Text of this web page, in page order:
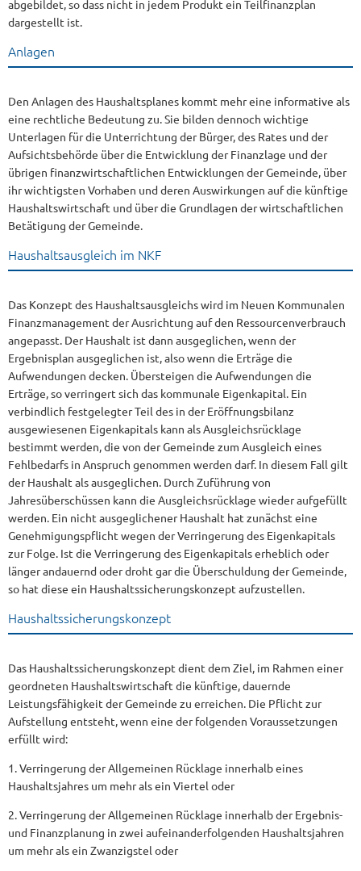
abgebildet, so dass nicht in jedem Produkt ein Teilfinanzplan
dargestellt ist.
Anlagen
Den Anlagen des Haushaltsplanes kommt mehr eine informative als
eine rechtliche Bedeutung zu. Sie bilden dennoch wichtige
Unterlagen für die Unterrichtung der Bürger, des Rates und der
Aufsichtsbehörde über die Entwicklung der Finanzlage und der
übrigen finanzwirtschaftlichen Entwicklungen der Gemeinde, über
ihr wichtigsten Vorhaben und deren Auswirkungen auf die künftige
Haushaltswirtschaft und über die Grundlagen der wirtschaftlichen
Betätigung der Gemeinde.
Haushaltsausgleich im NKF
Das Konzept des Haushaltsausgleichs wird im Neuen Kommunalen
Finanzmanagement der Ausrichtung auf den Ressourcenverbrauch
angepasst. Der Haushalt ist dann ausgeglichen, wenn der
Ergebnisplan ausgeglichen ist, also wenn die Erträge die
Aufwendungen decken. Übersteigen die Aufwendungen die
Erträge, so verringert sich das kommunale Eigenkapital. Ein
verbindlich festgelegter Teil des in der Eröffnungsbilanz
ausgewiesenen Eigenkapitals kann als Ausgleichsrücklage
bestimmt werden, die von der Gemeinde zum Ausgleich eines
Fehlbedarfs in Anspruch genommen werden darf. In diesem Fall gilt
der Haushalt als ausgeglichen. Durch Zuführung von
Jahresüberschüssen kann die Ausgleichsrücklage wieder aufgefüllt
werden. Ein nicht ausgeglichener Haushalt hat zunächst eine
Genehmigungspflicht wegen der Verringerung des Eigenkapitals
zur Folge. Ist die Verringerung des Eigenkapitals erheblich oder
länger andauernd oder droht gar die Überschuldung der Gemeinde,
so hat diese ein Haushaltssicherungskonzept aufzustellen.
Haushaltssicherungskonzept
Das Haushaltssicherungskonzept dient dem Ziel, im Rahmen einer
geordneten Haushaltswirtschaft die künftige, dauernde
Leistungsfähigkeit der Gemeinde zu erreichen. Die Pflicht zur
Aufstellung entsteht, wenn eine der folgenden Voraussetzungen
erfüllt wird:
1. Verringerung der Allgemeinen Rücklage innerhalb eines
Haushaltsjahres um mehr als ein Viertel oder
2. Verringerung der Allgemeinen Rücklage innerhalb der Ergebnis-
und Finanzplanung in zwei aufeinanderfolgenden Haushaltsjahren
um mehr als ein Zwanzigstel oder